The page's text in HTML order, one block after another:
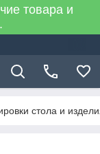
товара и
стола и